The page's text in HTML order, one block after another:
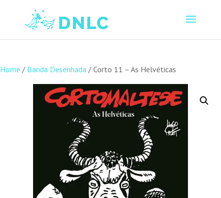
Home / Banda Desenhada / Corto 11 – As Helvéticas